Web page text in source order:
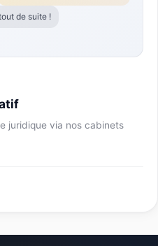
de suite !
juridique via nos cabinets